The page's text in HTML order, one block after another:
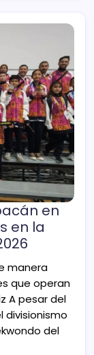
en
en la
manera
que operan
A pesar del
divisionismo
del